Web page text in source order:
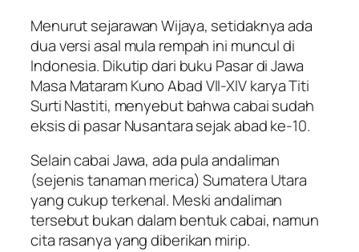
Menurut sejarawan Wijaya, setidaknya ada
dua versi asal mula rempah ini muncul di
Indonesia. Dikutip dari buku Pasar di Jawa
Masa Mataram Kuno Abad VII-XIVkarya Titi
Surti Nastiti, menyebut bahwa cabai sudah
eksis di pasar Nusantara sejak abad ke-10.
Selain cabai Jawa, ada pula andaliman
(sejenis tanaman merica) Sumatera Utara
yang cukup terkenal. Meski andaliman
tersebut bukan dalam bentuk cabai, namun
cita rasanya yang diberikan mirip.